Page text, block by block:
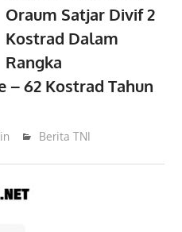
Oraum Satjar Divif 2
Kostrad Dalam
Rangka
– 62 Kostrad Tahun
Berita TNI